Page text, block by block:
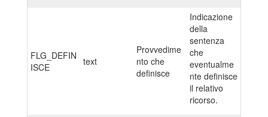
FLG_DEFIN
ISCE
text
Provvedime
nto che
definisce
Indicazione
della
sentenza
che
eventualme
nte definisce
il relativo
ricorso.